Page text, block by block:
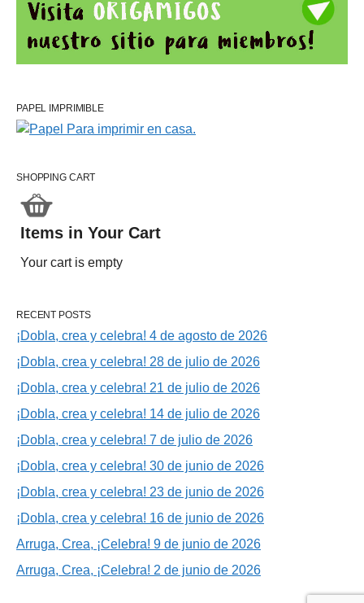
PAPEL IMPRIMIBLE
SHOPPING CART
Items in Your Cart
Your cart is empty
RECENT POSTS
¡Dobla, crea y celebra! 4 de agosto de 2026
¡Dobla, crea y celebra! 28 de julio de 2026
¡Dobla, crea y celebra! 21 de julio de 2026
¡Dobla, crea y celebra! 14 de julio de 2026
¡Dobla, crea y celebra! 7 de julio de 2026
¡Dobla, crea y celebra! 30 de junio de 2026
¡Dobla, crea y celebra! 23 de junio de 2026
¡Dobla, crea y celebra! 16 de junio de 2026
Arruga, Crea, ¡Celebra! 9 de junio de 2026
Arruga, Crea, ¡Celebra! 2 de junio de 2026